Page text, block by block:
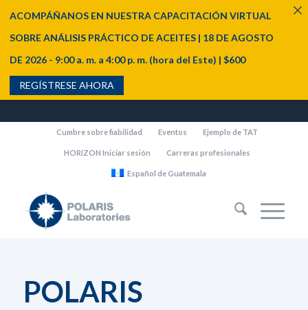
Cumbre sobre fiabilidad Eventos Ejemplo de TAT
HORIZON Iniciar sesión Carreras profesionales
Español de Guatemala
POLARIS
ACOMPÁÑANOS EN NUESTRA CAPACITACIÓN VIRTUAL
SOBRE ANÁLISIS PRÁCTICO DE ACEITES | 18 DE AGOSTO
DE 2026 - 9:00 a. m. a 4:00 p. m. (hora del Este) | $600
REGÍSTRESE AHORA